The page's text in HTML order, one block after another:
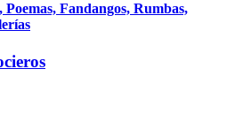
Poemas, Fandangos, Rumbas,